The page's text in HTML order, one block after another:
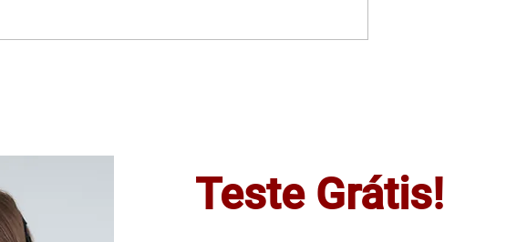
Teste Grátis!